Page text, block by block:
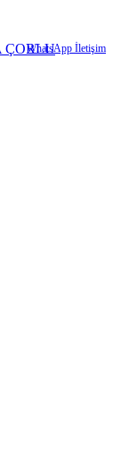
ÇORLU
WhatsApp İletişim